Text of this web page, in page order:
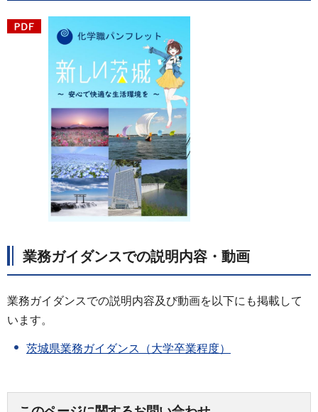
業務ガイダンスでの説明内容・動画
業務ガイダンスでの説明内容及び動画を以下にも掲載して
います。
茨城県業務ガイダンス（大学卒業程度）